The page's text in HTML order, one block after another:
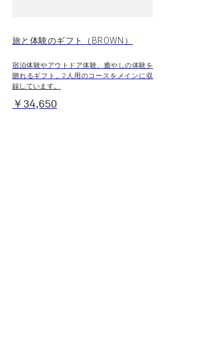
旅と体験のギフト（BROWN）
宿泊体験やアウトドア体験、癒やしの体験を
贈れるギフト。2人用のコースをメインに収
録しています。
￥34,650